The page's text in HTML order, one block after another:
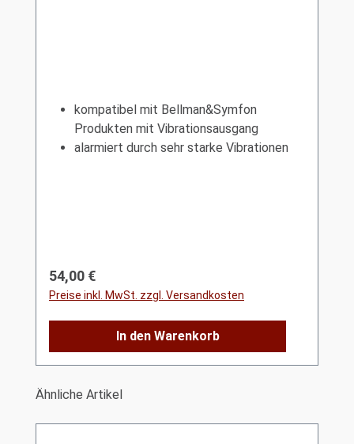
kompatibel mit Bellman&Symfon
Produkten mit Vibrationsausgang
alarmiert durch sehr starke Vibrationen
Regulärer Preis:
54,00 €
Preise inkl. MwSt. zzgl. Versandkosten
In den Warenkorb
Produktgalerie überspringen
Ähnliche Artikel